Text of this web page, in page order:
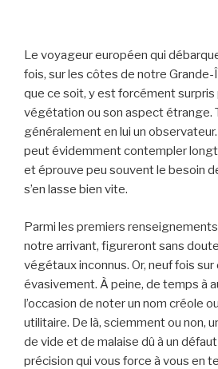
Le voyageur européen qui
fois, sur les côtes de notre
que ce soit, y est forcément surpris
végétation ou son aspect étrange.
généralement en lui un
peut évidemment contempler
et éprouve peu souvent le besoin
s’en lasse bien vite.
Parmi les premiers
notre arrivant, figureront sans
végétaux inconnus. Or, neuf fois sur
évasivement. À peine, de temps à
l’occasion de noter un nom créole
utilitaire. De là, sciemment ou non,
de vide et de malaise dû à un
précision qui vous force à vous en